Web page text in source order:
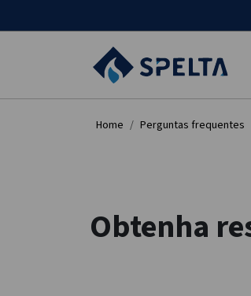
Home Perguntas frequentes
Obtenha